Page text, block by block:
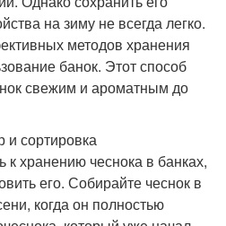
на зиму не всегда легко.
методов хранения
банок. Этот способ
свежим и ароматным до
и сортировка
к хранению чеснока в банках,
его. Собирайте чеснок в
когда он полностью